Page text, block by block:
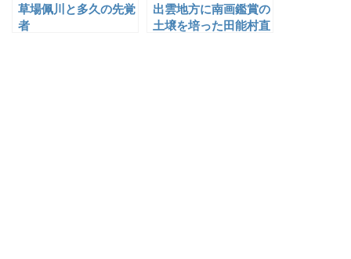
草場佩川と多久の先覚
者
出雲地方に南画鑑賞の
土壌を培った田能村直